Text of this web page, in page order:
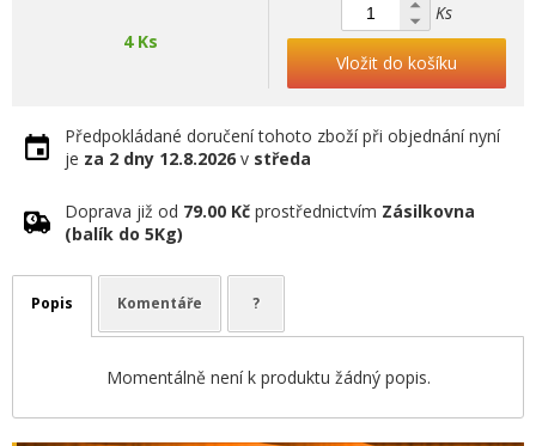
4 Ks
Ks
Vložit do košíku
Předpokládané doručení tohoto zboží při objednání nyní
je za 2 dny 12.8.2026 v středa
Doprava již od 79.00 Kč prostřednictvím Zásilkovna
(balík do 5Kg)
Popis Komentáře ?
Momentálně není k produktu žádný popis.